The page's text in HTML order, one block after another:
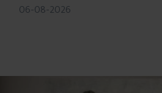
06-08-2026